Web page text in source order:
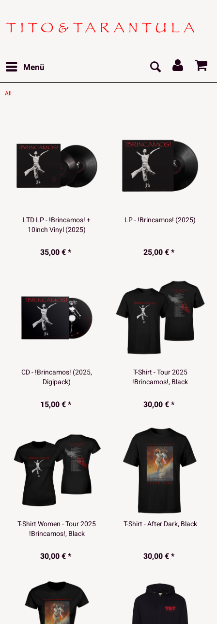
Menü
All
LTD LP - !Brincamos! +
10inch Vinyl (2025)
35,00 € *
LP - !Brincamos! (2025)
25,00 € *
CD - !Brincamos! (2025,
Digipack)
15,00 € *
T-Shirt - Tour 2025
!Brincamos!, Black
30,00 € *
T-Shirt Women - Tour 2025
!Brincamos!, Black
30,00 € *
T-Shirt - After Dark, Black
30,00 € *